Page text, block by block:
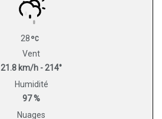
28
Vent
21.8 km/h - 214°
Humidité
97 %
Nuages